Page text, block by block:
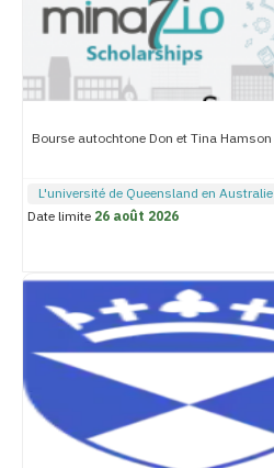
Bourse autochtone Don et Tina Hamson
L'université de Queensland en Australie
Date limite 26 août 2026